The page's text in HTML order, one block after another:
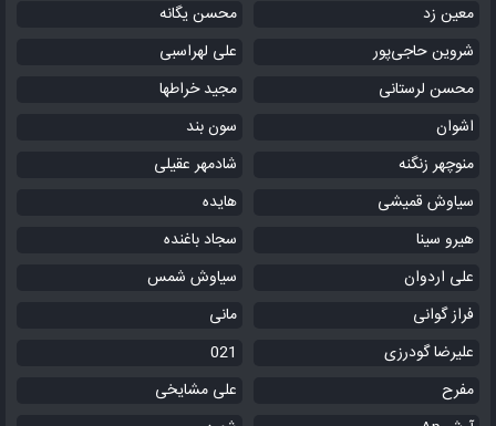
معین زد
محسن یگانه
شروین حاجی‌پور
علی لهراسبی
محسن لرستانی
مجید خراطها
اشوان
سون بند
منوچهر زنگنه
شادمهر عقیلی
سیاوش قمیشی
هایده
هیرو سینا
سجاد باغنده
علی اردوان
سیاوش شمس
فراز گوانی
مانی
علیرضا گودرزی
021
مفرح
علی مشایخی